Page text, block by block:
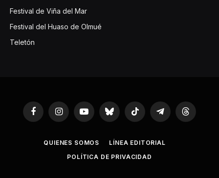
Festival de Viña del Mar
Festival del Huaso de Olmué
Teletón
FacebookInstagramYouTubeBluesky TikTok TelegramThreads
QUIENES SOMOS
LÍNEA EDITORIAL
POLÍTICA DE PRIVACIDAD